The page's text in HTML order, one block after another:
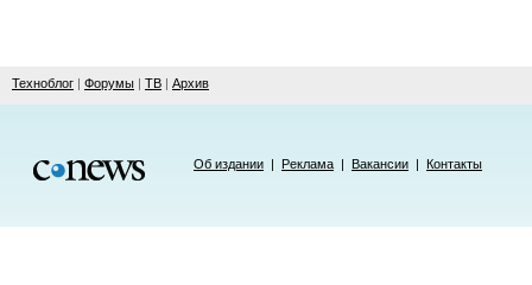
Техноблог | Форумы | ТВ | Архив
Об издании | Реклама | Вакансии | Контакты